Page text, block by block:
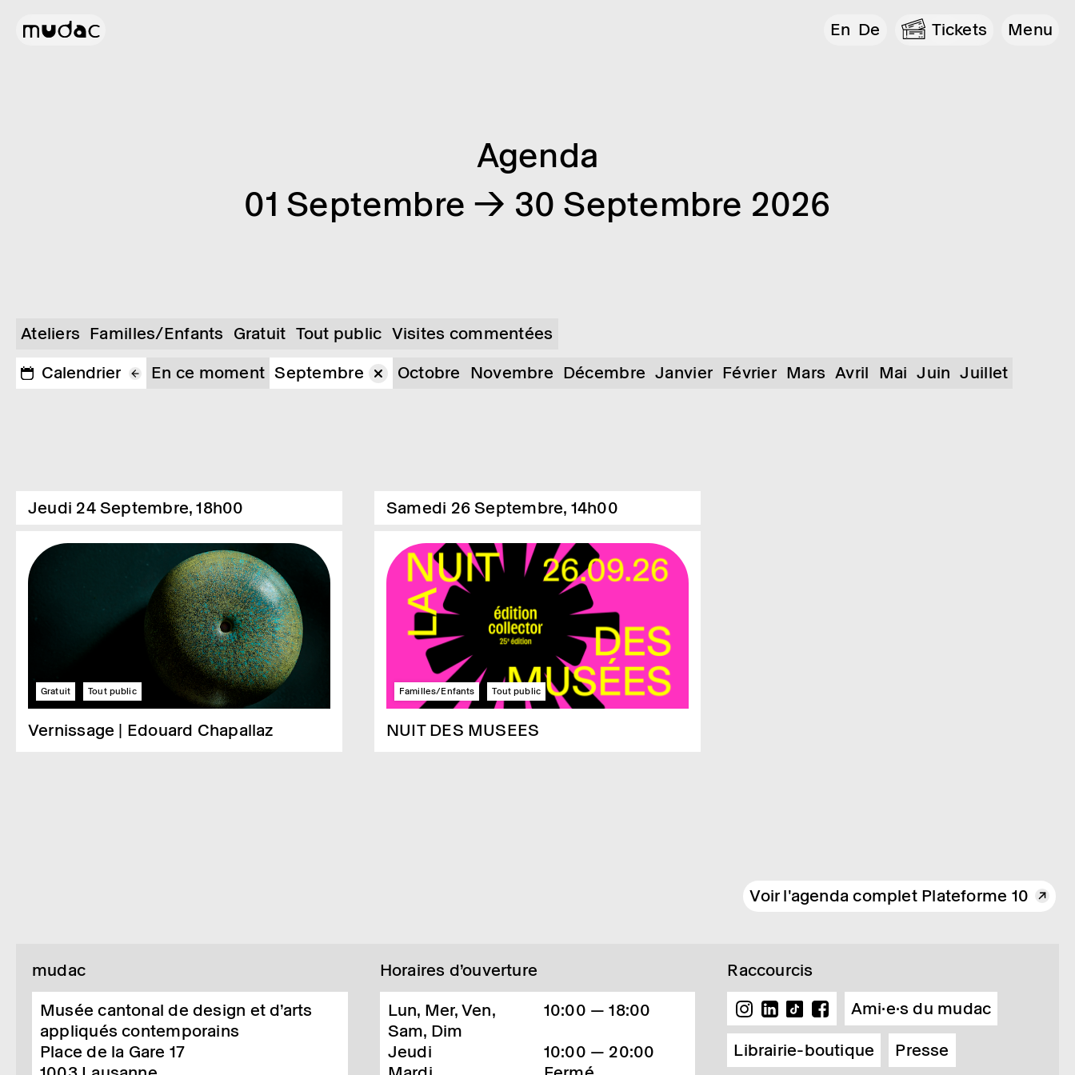
En De Tickets Menu
Agenda
01 Septembre → 30 Septembre 2026
Ateliers Familles/Enfants Gratuit Tout public Visites commentées
Calendrier
En ce moment Septembre Octobre Novembre Décembre Janvier Février Mars Avril Mai Juin Juillet
Jeudi 24 Septembre, 18h00
Gratuit Tout public
Vernissage | Edouard Chapallaz
Samedi 26 Septembre, 14h00
Familles/Enfants Tout public
NUIT DES MUSEES
Voir l'agenda complet Plateforme 10
mudac
Musée cantonal de design et d’arts
appliqués contemporains
Place de la Gare 17
Horaires d’ouverture
Lun, Mer, Ven,
Sam, Dim
10:00 — 18:00
Jeudi
10:00 — 20:00
Raccourcis
Ami·e·s du mudac
Librairie-boutique
Presse